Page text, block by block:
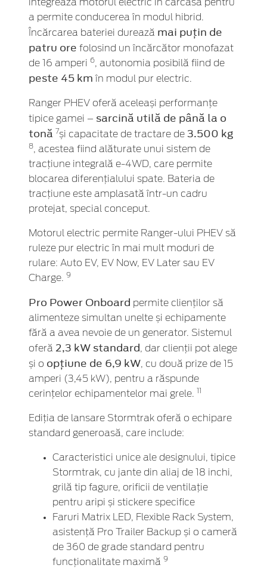
integrează motorul electric în carcasă pentru
a permite conducerea în modul hibrid.
Încărcarea bateriei durează mai puțin de
patru ore folosind un încărcător monofazat
de 16 amperi 6, autonomia posibilă fiind de
peste 45 kmîn modul pur electric.
Ranger PHEV oferă aceleași performanțe
tipice gamei – sarcină utilă de până la o
tonă 7și capacitate de tractare de 3.500 kg
8, acestea fiind alăturate unui sistem de
tracțiune integrală e-4WD, care permite
blocarea diferențialului spate. Bateria de
tracțiune este amplasată într-un cadru
protejat, special conceput.
Motorul electric permite Ranger-ului PHEV să
ruleze pur electric în mai mult moduri de
rulare: Auto EV, EV Now, EV Later sau EV
Charge. 9
Pro Power Onboard permite clienților să
alimenteze simultan unelte și echipamente
fără a avea nevoie de un generator. Sistemul
oferă 2,3 kW standard, dar clienții pot alege
și o opțiune de 6,9 kW, cu două prize de 15
amperi (3,45 kW), pentru a răspunde
cerințelor echipamentelor mai grele. 11
Ediția de lansare Stormtrak oferă o echipare
standard generoasă, care include:
Caracteristici unice ale designului, tipice
Stormtrak, cu jante din aliaj de 18 inchi,
grilă tip fagure, orificii de ventilație
pentru aripi și stickere specifice
Faruri Matrix LED, Flexible Rack System,
asistență Pro Trailer Backup și o cameră
de 360 de grade standard pentru
funcționalitate maximă 9